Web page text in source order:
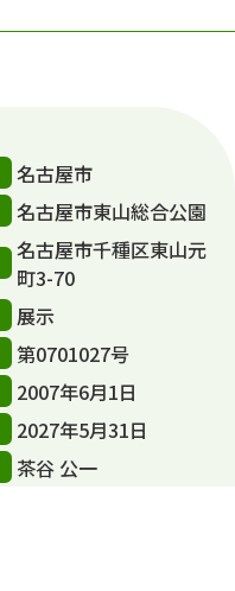
名古屋市
名古屋市東山総合公園
名古屋市千種区東山元
町3-70
展示
第0701027号
2007年6月1日
2027年5月31日
茶谷 公一